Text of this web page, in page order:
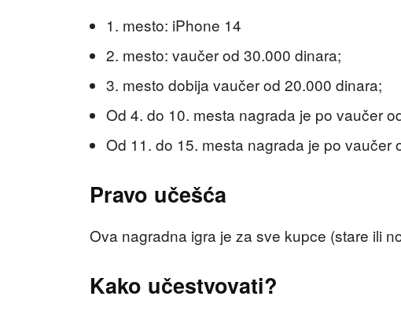
1. mesto: iPhone 14
2. mesto: vaučer od 30.000 dinara;
3. mesto dobija vaučer od 20.000 dinara;
Od 4. do 10. mesta nagrada je po vaučer
Od 11. do 15. mesta nagrada je po vaučer
Pravo učešća
Ova nagradna igra je za sve kupce (stare ili
Kako učestvovati?